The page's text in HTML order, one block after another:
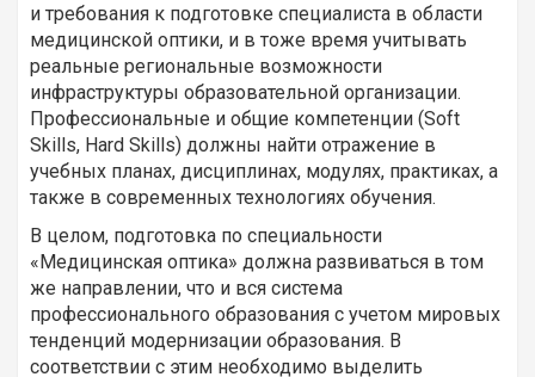
и требования к подготовке специалиста в области
медицинской оптики, и в тоже время учитывать
реальные региональные возможности
инфраструктуры образовательной организации.
Профессиональные и общие компетенции (Soft
Skills, Hard Skills) должны найти отражение в
учебных планах, дисциплинах, модулях, практиках, а
также в современных технологиях обучения.
В целом, подготовка по специальности
«Медицинская оптика» должна развиваться в том
же направлении, что и вся система
профессионального образования с учетом мировых
тенденций модернизации образования. В
соответствии с этим необходимо выделить